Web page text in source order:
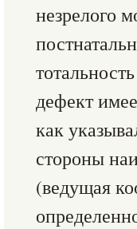
незрелого
дефект
как
стороны
(ведущая